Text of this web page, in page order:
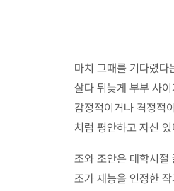
마치 그때를 기다렸
살다 뒤늦게 부부 사
감정적이거나 격정적
처럼 평안하고 자신 있
조와 조안은 대학시절
조가 재능을 인정한